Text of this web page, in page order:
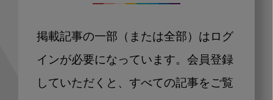
掲載記事の一部（または全部）はログ
インが必要になっています。会員登録
していただくと、すべての記事をご覧